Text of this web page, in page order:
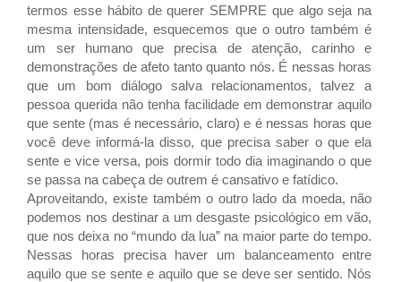
termos esse hábito de querer SEMPRE que algo seja na
mesma intensidade, esquecemos que o outro também é
um ser humano que precisa de atenção, carinho e
demonstrações de afeto tanto quanto nós. É nessas horas
que um bom diálogo salva relacionamentos, talvez a
pessoa querida não tenha facilidade em demonstrar aquilo
que sente (mas é necessário, claro) e é nessas horas que
você deve informá-la disso, que precisa saber o que ela
sente e vice versa, pois dormir todo dia imaginando o que
se passa na cabeça de outrem é cansativo e fatídico.
Aproveitando, existe também o outro lado da moeda, não
podemos nos destinar a um desgaste psicológico em vão,
que nos deixa no “mundo da lua” na maior parte do tempo.
Nessas horas precisa haver um balanceamento entre
aquilo que se sente e aquilo que se deve ser sentido. Nós